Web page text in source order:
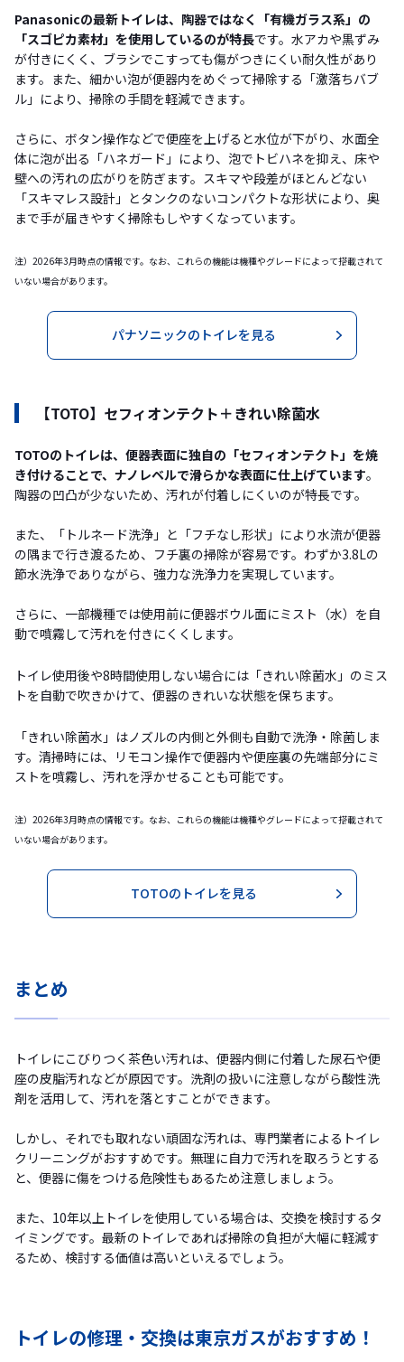
Panasonicの最新トイレは、陶器ではなく「有機ガラス系」の
「スゴピカ素材」を使用しているのが特長です。水アカや黒ずみ
が付きにくく、ブラシでこすっても傷がつきにくい耐久性があり
ます。また、細かい泡が便器内をめぐって掃除する「激落ちバブ
ル」により、掃除の手間を軽減できます。
さらに、ボタン操作などで便座を上げると水位が下がり、水面全
体に泡が出る「ハネガード」により、泡でトビハネを抑え、床や
壁への汚れの広がりを防ぎます。スキマや段差がほとんどない
「スキマレス設計」とタンクのないコンパクトな形状により、奥
まで手が届きやすく掃除もしやすくなっています。
注）2026年3月時点の情報です。なお、これらの機能は機種やグレードによって搭載されて
いない場合があります。
パナソニックのトイレを見る
【TOTO】セフィオンテクト＋きれい除菌水
TOTOのトイレは、便器表面に独自の「セフィオンテクト」を焼
き付けることで、ナノレベルで滑らかな表面に仕上げています。
陶器の凹凸が少ないため、汚れが付着しにくいのが特長です。
また、「トルネード洗浄」と「フチなし形状」により水流が便器
の隅まで行き渡るため、フチ裏の掃除が容易です。わずか3.8Lの
節水洗浄でありながら、強力な洗浄力を実現しています。
さらに、一部機種では使用前に便器ボウル面にミスト（水）を自
動で噴霧して汚れを付きにくくします。
トイレ使用後や8時間使用しない場合には「きれい除菌水」のミス
トを自動で吹きかけて、便器のきれいな状態を保ちます。
「きれい除菌水」はノズルの内側と外側も自動で洗浄・除菌しま
す。清掃時には、リモコン操作で便器内や便座裏の先端部分にミ
ストを噴霧し、汚れを浮かせることも可能です。
注）2026年3月時点の情報です。なお、これらの機能は機種やグレードによって搭載されて
いない場合があります。
TOTOのトイレを見る
まとめ
トイレにこびりつく茶色い汚れは、便器内側に付着した尿石や便
座の皮脂汚れなどが原因です。洗剤の扱いに注意しながら酸性洗
剤を活用して、汚れを落とすことができます。
しかし、それでも取れない頑固な汚れは、専門業者によるトイレ
クリーニングがおすすめです。無理に自力で汚れを取ろうとする
と、便器に傷をつける危険性もあるため注意しましょう。
また、10年以上トイレを使用している場合は、交換を検討するタ
イミングです。最新のトイレであれば掃除の負担が大幅に軽減す
るため、検討する価値は高いといえるでしょう。
トイレの修理・交換は東京ガスがおすすめ！